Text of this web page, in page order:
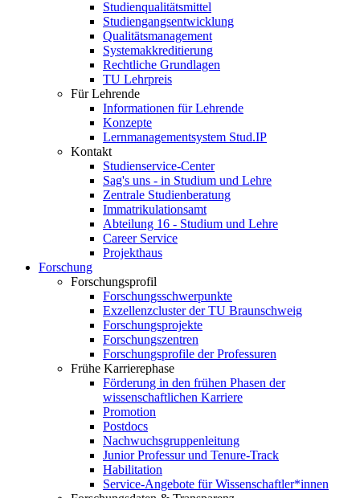
Studienqualitätsmittel
Studiengangsentwicklung
Qualitätsmanagement
Systemakkreditierung
Rechtliche Grundlagen
TU Lehrpreis
Für Lehrende
Informationen für Lehrende
Konzepte
Lernmanagementsystem Stud.IP
Kontakt
Studienservice-Center
Sag's uns - in Studium und Lehre
Zentrale Studienberatung
Immatrikulationsamt
Abteilung 16 - Studium und Lehre
Career Service
Projekthaus
Forschung
Forschungsprofil
Forschungsschwerpunkte
Exzellenzcluster der TU Braunschweig
Forschungsprojekte
Forschungszentren
Forschungsprofile der Professuren
Frühe Karrierephase
Förderung in den frühen Phasen der
wissenschaftlichen Karriere
Promotion
Postdocs
Nachwuchsgruppenleitung
Junior Professur und Tenure-Track
Habilitation
Service-Angebote für Wissenschaftler*innen